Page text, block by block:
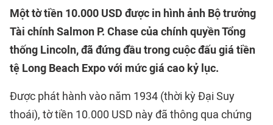
Một tờ tiền 10.000 USD được in hình ảnh Bộ trưởng
Tài chính Salmon P. Chase của chính quyền Tổng
thống Lincoln, đã đứng đầu trong cuộc đấu giá tiền
tệ Long Beach Expo với mức giá cao kỷ lục.
Được phát hành vào năm 1934 (thời kỳ Đại Suy
thoái), tờ tiền 10.000 USD này đã thông qua chứng